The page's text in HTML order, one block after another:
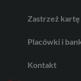
Zastrzeż kartę
Placówki i
Kontakt